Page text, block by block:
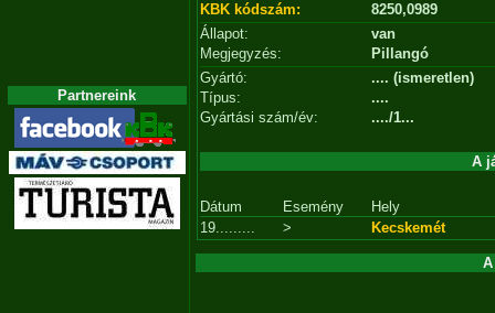
Partnereink
KBK kódszám:
8250,0989
Állapot:
van
Megjegyzés:
Pillangó
Gyártó:
.... (ismeretlen)
Típus:
....
Gyártási szám/év:
..../1...
A
Dátum Esemény
Hely
19.........
> Kecskemét